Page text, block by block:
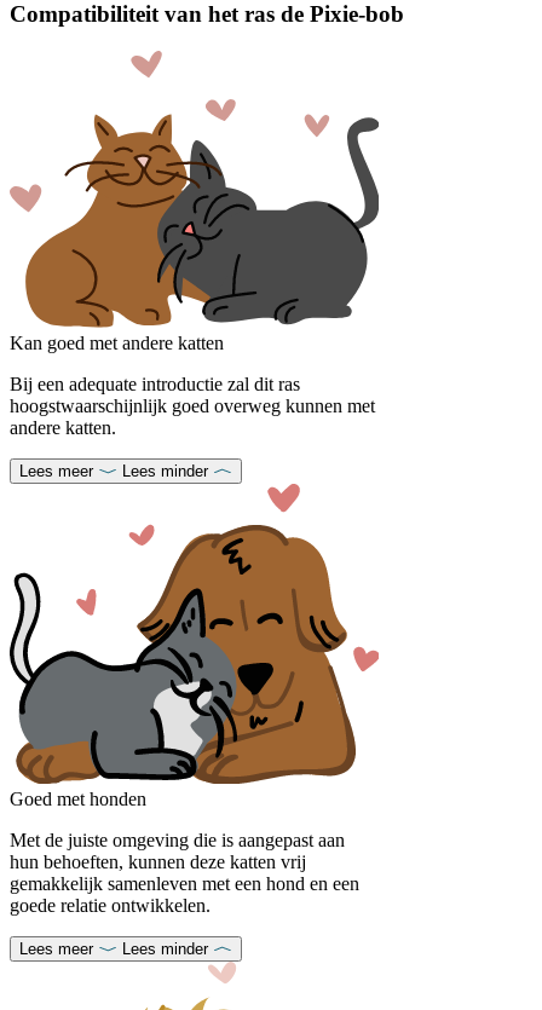
Compatibiliteit van het ras de Pixie-bob
Kan goed met andere katten
Bij een adequate introductie zal dit ras
hoogstwaarschijnlijk goed overweg kunnen met
andere katten.
Lees meer Lees minder
Goed met honden
Met de juiste omgeving die is aangepast aan
hun behoeften, kunnen deze katten vrij
gemakkelijk samenleven met een hond en een
goede relatie ontwikkelen.
Lees meer Lees minder